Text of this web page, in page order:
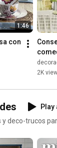
1:46
con
2K
Play
y deco-trucos